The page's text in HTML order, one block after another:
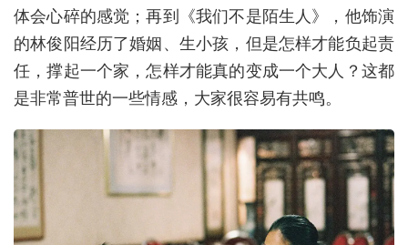
体会心碎的感觉；再到《我们不是陌生人》，他饰演
的林俊阳经历了婚姻、生小孩，但是怎样才能负起责
任，撑起一个家，怎样才能真的变成一个大人？这都
是非常普世的一些情感，大家很容易有共鸣。